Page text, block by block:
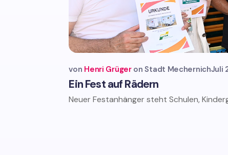
Ein Fest auf Rädern
von Henri Grüger Stadt MechernichJuli
Neuer Festanhänger steht Schulen,